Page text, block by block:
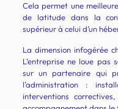
Cela permet une
de latitude dans la
supérieur à celui d’un
La dimension infogérée
L’entreprise ne loue pas
sur un partenaire qui
l’administration :
interventions